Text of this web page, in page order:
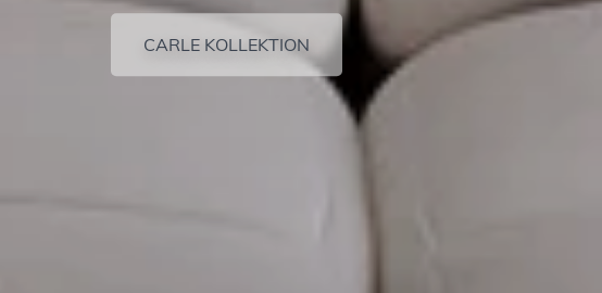
CARLE KOLLEKTION